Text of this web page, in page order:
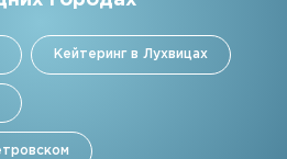
Кейтеринг в Лухвицах